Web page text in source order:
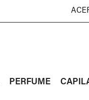
PERFUME